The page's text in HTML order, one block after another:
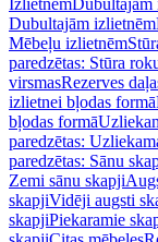
IzlietnēmDubultajām
Dubultajām izlietnēm
Mēbeļu izlietnēm
paredzētas: Stūra
virsmasRezerves
izlietnei bļodas formā
bļodas formā
paredzētas:
paredzētas: Sānu
Zemi sānu skapji
skapjiVidēji augsti
skapjiPiekaramie